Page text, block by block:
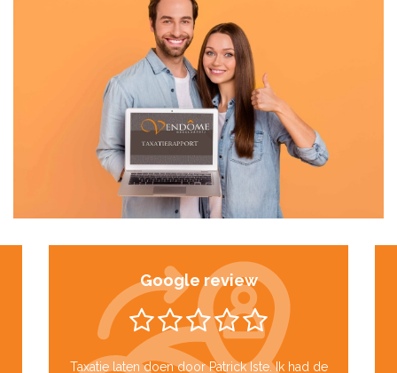
Google review
Taxatie laten doen door Patrick Iste. Ik had de